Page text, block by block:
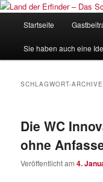
Zum
wechseln
Zum
wechselnLand der
Startseite
Sie haben auch eine
SCHLAGWORT-
Die WC
ohne
Veröffentlicht am4.